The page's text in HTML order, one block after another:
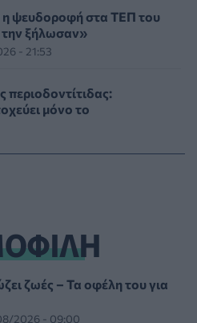
η ψευδοροφή στα ΤΕΠ του
ξήλωσαν»
- 21:53
περιοδοντίτιδας:
μόνο το
από 180.000 στρέμματα
μέρες
20:16
ζωές – Τα οφέλη του για
2026 - 09:00